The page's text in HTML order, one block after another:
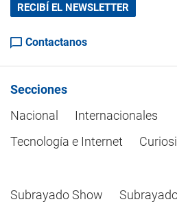
RECIBÍ EL NEWSLETTER
Contactanos
Secciones
Nacional
Internacionales
Tecnología e Internet
Subrayado Show